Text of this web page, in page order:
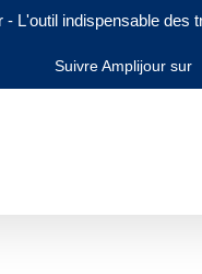
- L'outil indispensable des